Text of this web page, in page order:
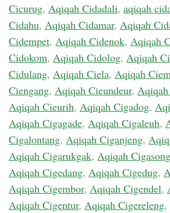
Cicurug, Aqiqah Cidadali, aqiqah
Cidahu, Aqiqah Cidamar, Aqiqah
Cidempet, Aqiqah Cidenok, Aqiqah
Cidokom, Aqiqah Cidolog, Aqiqah
Cidulang, Aqiqah Ciela, Aqiqah
Ciengang, Aqiqah Cieundeur,
Aqiqah Cieurih, Aqiqah Cigadog,
Aqiqah Cigagade, Aqiqah Cigaleuh,
Cigalontang, Aqiqah Ciganjeng,
Aqiqah Cigarukgak, Aqiqah Cigasong
Aqiqah Cigedang, Aqiqah Cigedug,
Aqiqah Cigembor, Aqiqah Cigendel,
Aqiqah Cigentur, Aqiqah Cigereleng,